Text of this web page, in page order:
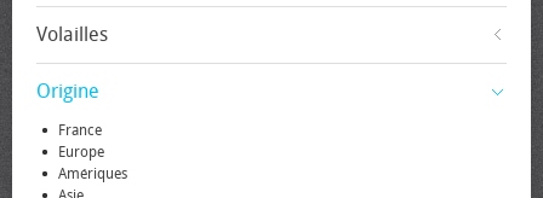
Volailles
Origine
France
Europe
Amériques